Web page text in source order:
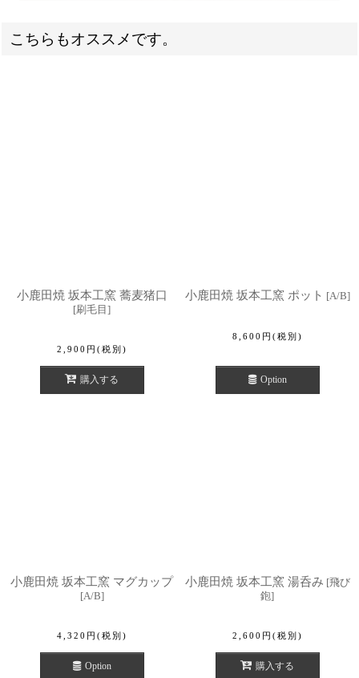
こちらもオススメです。
小鹿田焼 坂本工窯 蕎麦猪口
[刷毛目]
2,900 円 (税別)
購入する
小鹿田焼 坂本工窯 ポット [A/B]
8,600 円 (税別)
Option
小鹿田焼 坂本工窯 マグカップ
[A/B]
4,320 円 (税別)
Option
小鹿田焼 坂本工窯 湯呑み [飛び
鉋]
2,600 円 (税別)
購入する